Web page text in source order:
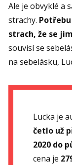
Ale je obvyklé a
strachy.
strach, že se
souvisí se
na sebelásku,
Lucka je
četlo už
2020 do
cena je